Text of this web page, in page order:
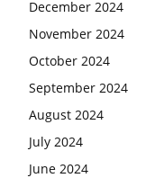
December 2024
November 2024
October 2024
September 2024
August 2024
July 2024
June 2024